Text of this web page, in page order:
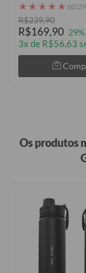
★ ★ ★ ★ ★
R$239,90
R$169,90
3x de R$56,63
Os produtos